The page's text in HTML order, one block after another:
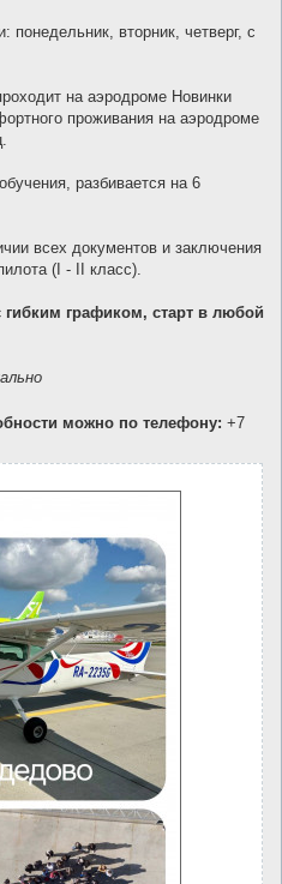
понедельник, вторник, четверг, с
на аэродроме Новинки
проживания на аэродроме
разбивается на 6
всех документов и заключения
(I - II класс).
графиком, старт в любой
можно по телефону: +7